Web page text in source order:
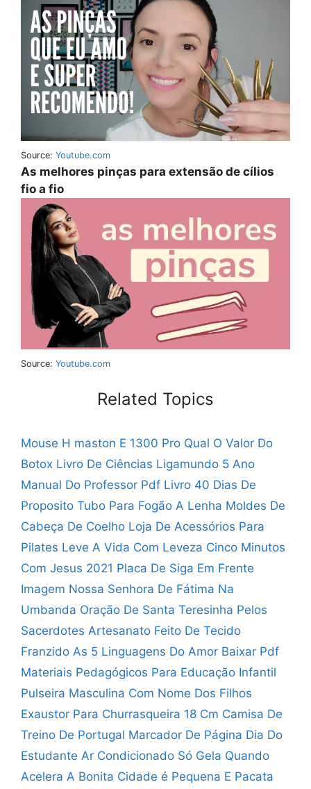
Source: Youtube.com
As melhores pinças para extensão de cílios
fio a fio
Source: Youtube.com
Related Topics
Mouse H maston E 1300 Pro Qual O Valor Do
Botox Livro De Ciências Ligamundo 5 Ano
Manual Do Professor Pdf Livro 40 Dias De
Proposito Tubo Para Fogão A Lenha Moldes De
Cabeça De Coelho Loja De Acessórios Para
Pilates Leve A Vida Com Leveza Cinco Minutos
Com Jesus 2021 Placa De Siga Em Frente
Imagem Nossa Senhora De Fátima Na
Umbanda Oração De Santa Teresinha Pelos
Sacerdotes Artesanato Feito De Tecido
Franzido As 5 Linguagens Do Amor Baixar Pdf
Materiais Pedagógicos Para Educação Infantil
Pulseira Masculina Com Nome Dos Filhos
Exaustor Para Churrasqueira 18 Cm Camisa De
Treino De Portugal Marcador De Página Dia Do
Estudante Ar Condicionado Só Gela Quando
Acelera A Bonita Cidade é Pequena E Pacata